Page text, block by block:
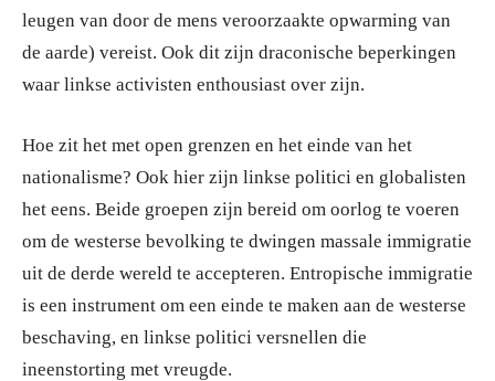
leugen van door de mens veroorzaakte opwarming van
de aarde) vereist. Ook dit zijn draconische beperkingen
waar linkse activisten enthousiast over zijn.
Hoe zit het met open grenzen en het einde van het
nationalisme? Ook hier zijn linkse politici en globalisten
het eens. Beide groepen zijn bereid om oorlog te voeren
om de westerse bevolking te dwingen massale immigratie
uit de derde wereld te accepteren. Entropische immigratie
is een instrument om een einde te maken aan de westerse
beschaving, en linkse politici versnellen die
ineenstorting met vreugde.